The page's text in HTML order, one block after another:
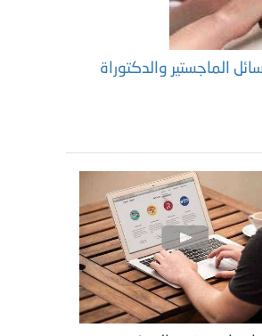
الماجستير والدكتوراة